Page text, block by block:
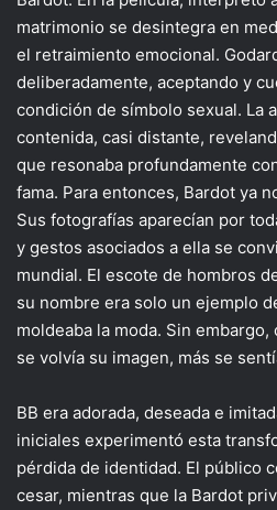
matrimonio se desintegra en
el retraimiento emocional.
deliberadamente, aceptando y
condición de símbolo sexual. La
contenida, casi distante,
que resonaba profundamente
fama. Para entonces, Bardot ya
Sus fotografías aparecían por
y gestos asociados a ella se
mundial. El escote de hombros
su nombre era solo un ejemplo
moldeaba la moda. Sin
se volvía su imagen, más se
BB era adorada, deseada e
iniciales experimentó esta
pérdida de identidad. El público
cesar, mientras que la Bardot